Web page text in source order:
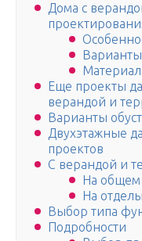
Дома с
Варианты
Еще проекты
верандой и
Варианты
Двухэтажные
проектов
С верандой и
На
На
Выбор типа
Подробности